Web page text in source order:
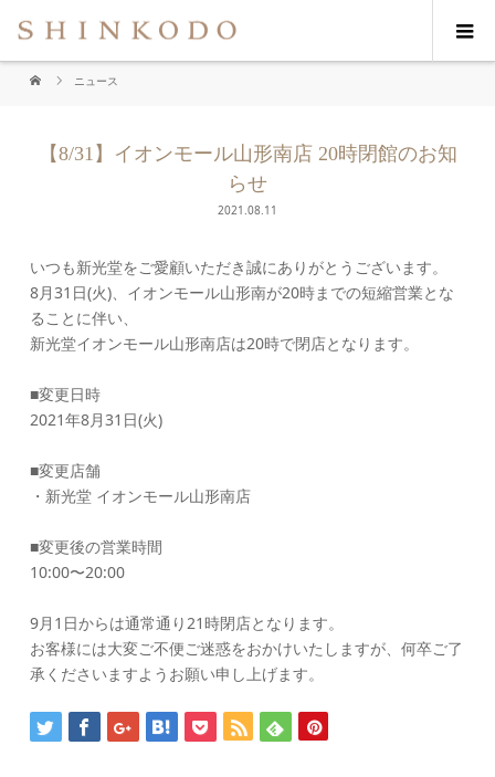
ニュース
【8/31】イオンモール山形南店 20時閉館のお知
らせ
2021.08.11
いつも新光堂をご愛顧いただき誠にありがとうございます。
8月31日(火)、イオンモール山形南が20時までの短縮営業とな
ることに伴い、
新光堂イオンモール山形南店は20時で閉店となります。
■変更日時
2021年8月31日(火)
■変更店舗
・新光堂 イオンモール山形南店
■変更後の営業時間
10:00〜20:00
9月1日からは通常通り21時閉店となります。
お客様には大変ご不便ご迷惑をおかけいたしますが、何卒ご了
承くださいますようお願い申し上げます。